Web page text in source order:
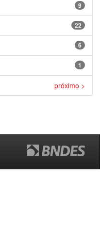
9
22
6
1
próximo >